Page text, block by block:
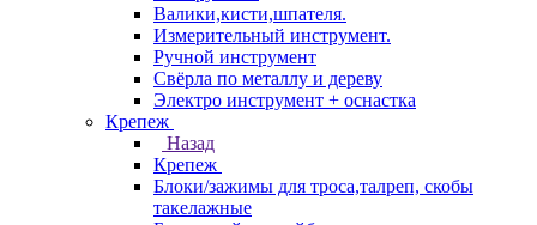
Валики,кисти,шпателя.
Измерительный инструмент.
Ручной инструмент
Свёрла по металлу и дереву
Электро инструмент + оснастка
Крепеж
Назад
Крепеж
Блоки/зажимы для троса,талреп, скобы
такелажные